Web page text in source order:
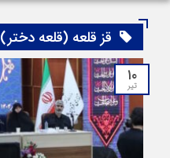
قز قلعه (قلعه دختر)
۱۰
تیر